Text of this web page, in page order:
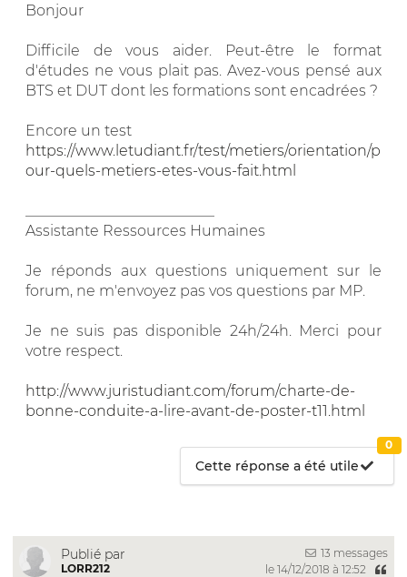
Bonjour
Difficile de vous aider. Peut-être le format
d'études ne vous plait pas. Avez-vous pensé aux
BTS et DUT dont les formations sont encadrées ?
Encore un test
https://www.letudiant.fr/test/metiers/orientation/p
our-quels-metiers-etes-vous-fait.html
Assistante Ressources Humaines
Je réponds aux questions uniquement sur le
forum, ne m'envoyez pas vos questions par MP.
Je ne suis pas disponible 24h/24h. Merci pour
votre respect.
http://www.juristudiant.com/forum/charte-de-
bonne-conduite-a-lire-avant-de-poster-t11.html
Cette réponse a été utile
0
Publié par
LORR212
13 messages
le 14/12/2018 à 12:52